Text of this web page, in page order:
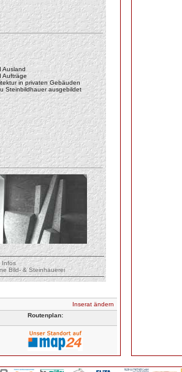
Ausland
Aufträge
in privaten Gebäuden
Steinbildhauer ausgebildet
Infos
Bild- & Steinhauerei
Inserat ändern
Routenplan: